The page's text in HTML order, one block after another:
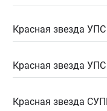
Красная звезда УПС
Красная звезда
Красная звезда